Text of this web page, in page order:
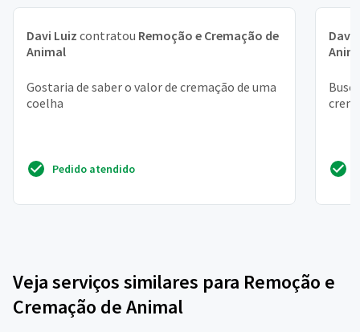
Davi Luiz contratou Remoção e Cremação de
Animal
Gostaria de saber o valor de cremação de uma
coelha
Pedido atendido
Davi
Veja serviços similares para Remoção e
Cremação de Animal